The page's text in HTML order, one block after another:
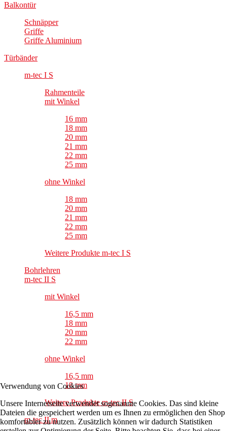
Balkontür
Schnäpper
Griffe
Griffe Aluminium
Türbänder
m-tec I S
Rahmenteile
mit Winkel
16 mm
18 mm
20 mm
21 mm
22 mm
25 mm
ohne Winkel
18 mm
20 mm
21 mm
22 mm
25 mm
Weitere Produkte m-tec I S
Bohrlehren
m-tec II S
mit Winkel
16,5 mm
18 mm
20 mm
22 mm
ohne Winkel
16,5 mm
18 mm
Weitere Produkte m-tec II S
m-tec II m
Verwendung von Cookies
Unsere Internetseite verwendet sogenannte Cookies. Das sind kleine
Dateien die gespeichert werden um es Ihnen zu ermöglichen den Shop
komfortabler zu nutzen. Zusätzlich können wir dadurch Statistiken